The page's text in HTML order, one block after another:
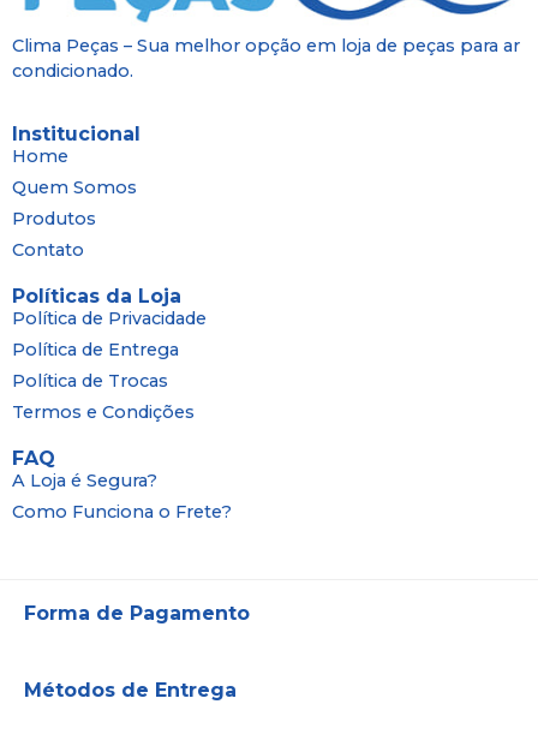
Clima Peças – Sua melhor opção em loja de peças para ar
condicionado.
Institucional
Home
Quem Somos
Produtos
Contato
Políticas da Loja
Política de Privacidade
Política de Entrega
Política de Trocas
Termos e Condições
FAQ
A Loja é Segura?
Como Funciona o Frete?
Forma de Pagamento
Métodos de Entrega